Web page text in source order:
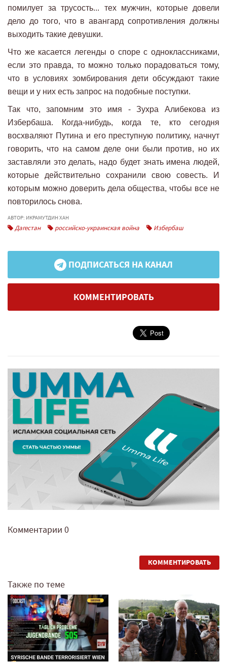
помилует за трусость... тех мужчин, которые довели
дело до того, что в авангард сопротивления должны
выходить такие девушки.
Что же касается легенды о споре с одноклассниками,
если это правда, то можно только порадоваться тому,
что в условиях зомбирования дети обсуждают такие
вещи и у них есть запрос на подобные поступки.
Так что, запомним это имя - Зухра Алибекова из
Избербаша. Когда-нибудь, когда те, кто сегодня
восхваляют Путина и его преступную политику, начнут
говорить, что на самом деле они были против, но их
заставляли это делать, надо будет знать имена людей,
которые действительно сохранили свою совесть. И
которым можно доверить дела общества, чтобы все не
повторилось снова.
АВТОР: ИКРАМУТДИН ХАН
Дагестан российско-украинская война Избербаш
ПОДПИСАТЬСЯ НА КАНАЛ
КОММЕНТИРОВАТЬ
Комментарии 0
КОММЕНТИРОВАТЬ
Также по теме